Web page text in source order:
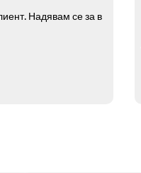
Надявам се за в